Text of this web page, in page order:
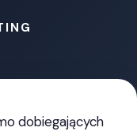
dobiegających